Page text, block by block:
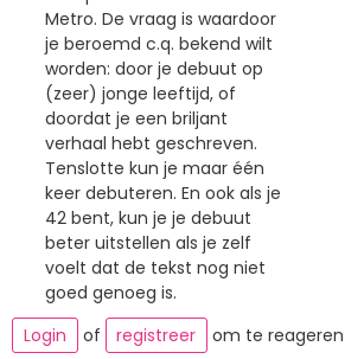
Metro. De vraag is waardoor
je beroemd c.q. bekend wilt
worden: door je debuut op
(zeer) jonge leeftijd, of
doordat je een briljant
verhaal hebt geschreven.
Tenslotte kun je maar één
keer debuteren. En ook als je
42 bent, kun je je debuut
beter uitstellen als je zelf
voelt dat de tekst nog niet
goed genoeg is.
Login
of registreer om te reageren